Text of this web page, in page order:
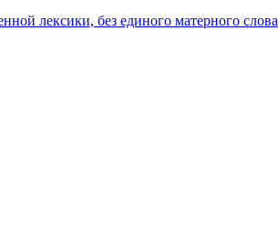
лексики, без единого матерного слова